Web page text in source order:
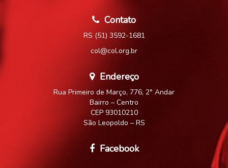
Contato
RS (51) 3592-1681
col@col.org.br
Endereço
Rua Primeiro de Março, 776, 2° Andar
Bairro – Centro
CEP 93010210
São Leopoldo – RS
Facebook